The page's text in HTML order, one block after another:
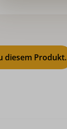
diesem Produkt.